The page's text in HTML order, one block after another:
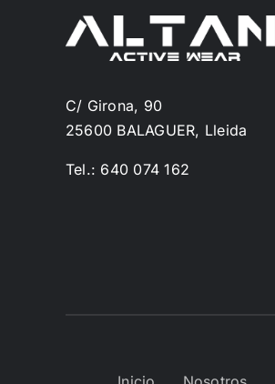
C/ Girona, 90
25600 BALAGUER, Lleida
Tel.: 640 074 162